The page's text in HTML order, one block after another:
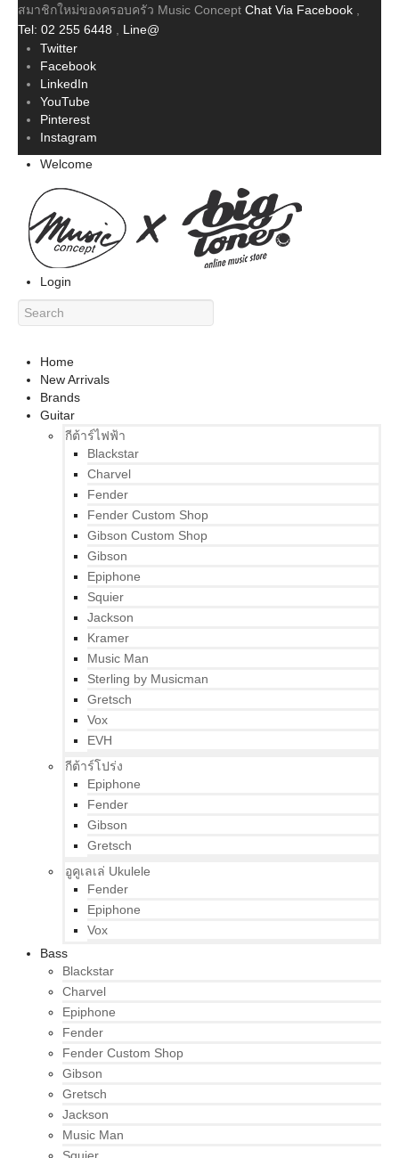
สมาชิกใหม่ของครอบครัว Music Concept Chat Via Facebook
Tel: 02 255 6448
Line@
Twitter
Facebook
LinkedIn
YouTube
Pinterest
Instagram
Welcome
Login
Home
New Arrivals
Brands
Guitar
กีต้าร์ไฟฟ้า
Blackstar
Charvel
Fender
Fender Custom Shop
Gibson Custom Shop
Gibson
Epiphone
Squier
Jackson
Kramer
Music Man
Sterling by Musicman
Gretsch
Vox
EVH
กีต้าร์โปร่ง
Epiphone
Fender
Gibson
Gretsch
อูคูเลเล่ Ukulele
Fender
Epiphone
Vox
Bass
Blackstar
Charvel
Epiphone
Fender
Fender Custom Shop
Gibson
Gretsch
Jackson
Music Man